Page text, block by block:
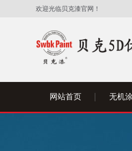
欢迎光临贝克漆官网！
网站首页 无机